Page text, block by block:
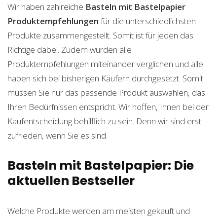
Wir haben zahlreiche Basteln mit Bastelpapier
Produktempfehlungen für die unterschiedlichsten
Produkte zusammengestellt. Somit ist für jeden das
Richtige dabei. Zudem wurden alle
Produktempfehlungen miteinander verglichen und alle
haben sich bei bisherigen Käufern durchgesetzt. Somit
müssen Sie nur das passende Produkt auswählen, das
Ihren Bedürfnissen entspricht. Wir hoffen, Ihnen bei der
Kaufentscheidung behilflich zu sein. Denn wir sind erst
zufrieden, wenn Sie es sind.
Basteln mit Bastelpapier: Die
aktuellen Bestseller
Welche Produkte werden am meisten gekauft und